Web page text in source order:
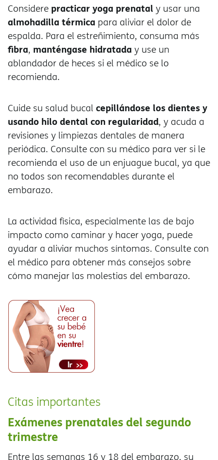
Considere practicar yoga prenatal y usar una
almohadilla térmica para aliviar el dolor de
espalda. Para el estreñimiento, consuma más
fibra, manténgase hidratada y use un
ablandador de heces si el médico se lo
recomienda.
Cuide su salud bucal cepillándose los dientes y
usando hilo dental con regularidad, y acuda a
revisiones y limpiezas dentales de manera
periódica. Consulte con su médico para ver si le
recomienda el uso de un enjuague bucal, ya que
no todos son recomendables durante el
embarazo.
La actividad física, especialmente las de bajo
impacto como caminar y hacer yoga, puede
ayudar a aliviar muchos síntomas. Consulte con
el médico para obtener más consejos sobre
cómo manejar las molestias del embarazo.
Citas importantes
Exámenes prenatales del segundo
trimestre
Entre las semanas 16 y 18 del embarazo, su